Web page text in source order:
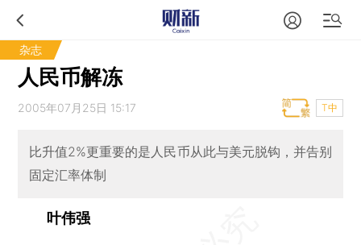
杂志
人民币解冻
2005年07月25日 15:17 T中
比升值2%更重要的是人民币从此与美元脱钩，并告别
固定汇率体制
叶伟强